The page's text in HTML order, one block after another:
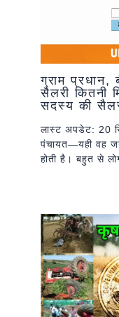
ग्राम प्रधान,
सैलरी कितनी
सदस्य की
लास्ट अपडेट: 20
पंचायत—यही वह
होती है। बहुत से